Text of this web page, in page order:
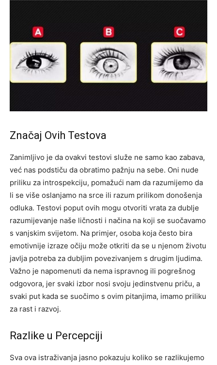
Značaj Ovih Testova
Zanimljivo je da ovakvi testovi služe ne samo kao zabava,
već nas podstiču da obratimo pažnju na sebe. Oni nude
priliku za introspekciju, pomažući nam da razumijemo da
li se više oslanjamo na srce ili razum prilikom donošenja
odluka. Testovi poput ovih mogu otvoriti vrata za dublje
razumijevanje naše ličnosti i načina na koji se suočavamo
s vanjskim svijetom. Na primjer, osoba koja često bira
emotivnije izraze očiju može otkriti da se u njenom životu
javlja potreba za dubljim povezivanjem s drugim ljudima.
Važno je napomenuti da nema ispravnog ili pogrešnog
odgovora, jer svaki izbor nosi svoju jedinstvenu priču, a
svaki put kada se suočimo s ovim pitanjima, imamo priliku
za rast i razvoj.
Razlike u Percepciji
Sva ova istraživanja jasno pokazuju koliko se razlikujemo